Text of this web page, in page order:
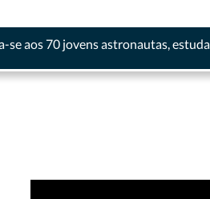
se aos 70 jovens astronautas,